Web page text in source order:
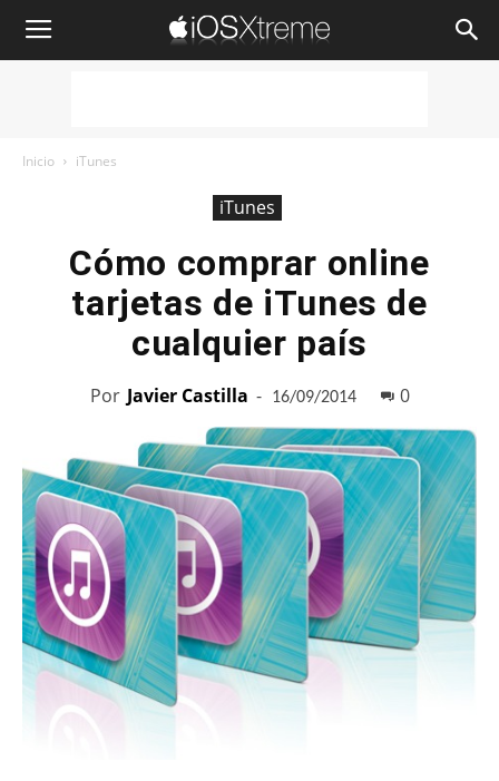
iOSXtreme
Inicio iTunes
iTunes
Cómo comprar online
tarjetas de iTunes de
cualquier país
Por Javier Castilla - 16/09/2014 0